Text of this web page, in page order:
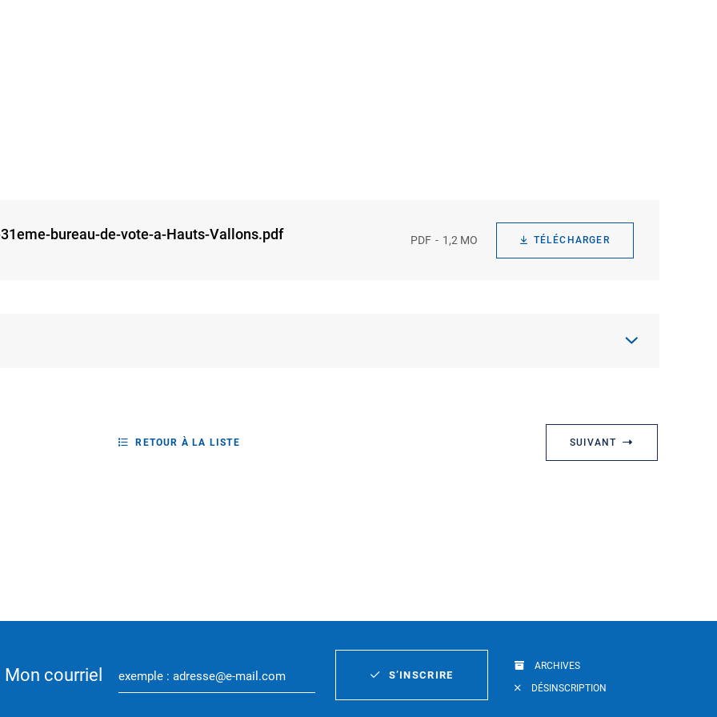
bureau-de-vote-a-Hauts-Vallons.pdf PDF 1,2 MO TÉLÉCHARGER
RETOUR À LA LISTE SUIVANT
Mon courriel S’INSCRIRE
ARCHIVES
DÉSINSCRIPTION